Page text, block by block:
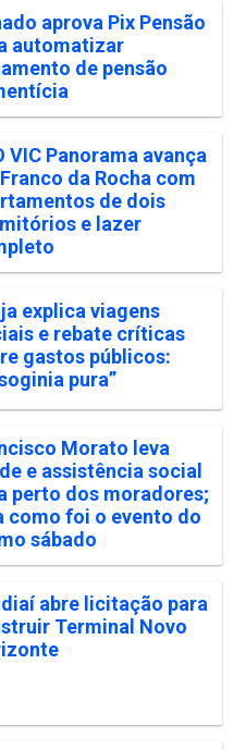
aprova Pix Pensão
automatizar
de pensão
VIC Panorama avança
da Rocha com
de dois
e lazer
explica viagens
e rebate críticas
gastos públicos:
pura”
Morato leva
e assistência social
perto dos moradores;
como foi o evento do
sábado
abre licitação para
Terminal Novo